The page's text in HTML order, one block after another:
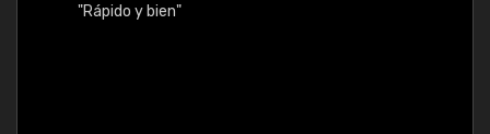
"Rápido y bien"